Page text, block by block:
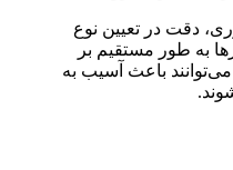
دقت در تعیین نوع
به طور مستقیم بر
می‌توانند باعث آسیب به